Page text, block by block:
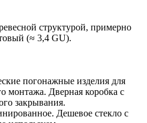
структурой, примерно
(≈ 3,4 GU).
погонажные изделия для
монтажа. Дверная коробка с
закрывания.
Дешевое стекло с